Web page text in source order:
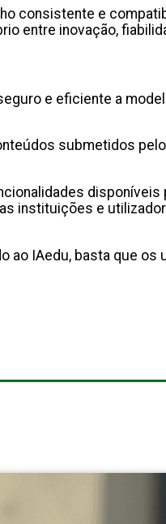
consistente e
entre inovação,
e eficiente a
submetidos
instituições e
ao IAedu, basta que